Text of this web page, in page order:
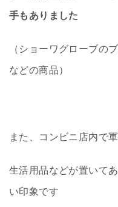
手もありました
（ショーワグローブの
などの商品）
また、コンビニ店内で
生活用品などが置いて
い印象です